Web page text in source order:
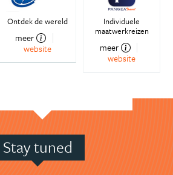
Ontdek de wereld
meer
website
Individuele
maatwerkreizen
meer
website
Stay tuned